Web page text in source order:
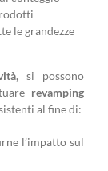
le grandezze
si possono
revamping
al fine di:
l’impatto sul